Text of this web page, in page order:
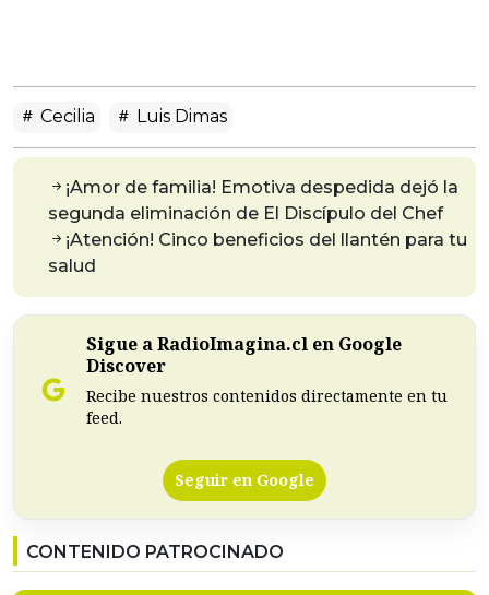
Cecilia Luis Dimas
¡Amor de familia! Emotiva despedida dejó la
segunda eliminación de El Discípulo del Chef
¡Atención! Cinco beneficios del llantén para tu
salud
Sigue a RadioImagina.cl en Google
Discover
Recibe nuestros contenidos directamente en tu
feed.
Seguir en Google
CONTENIDO PATROCINADO